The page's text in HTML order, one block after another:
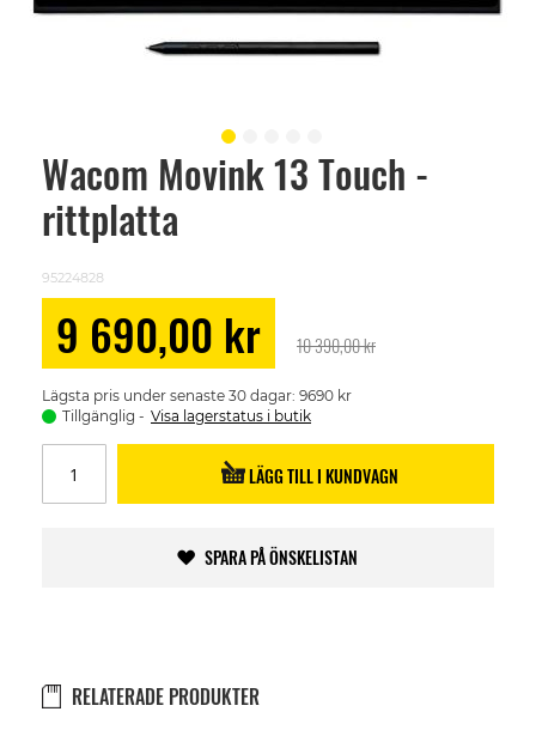
Wacom Movink 13 Touch -
rittplatta
95224828
Price
9 690,00 kr 10 390,00 kr
Lägsta pris under senaste 30 dagar: 9690 kr
Tillgänglig
Visa lagerstatus i butik
LÄGG TILL I KUNDVAGN
SPARA PÅ ÖNSKELISTAN
RELATERADE PRODUKTER
Skip
beginning
images
gallery